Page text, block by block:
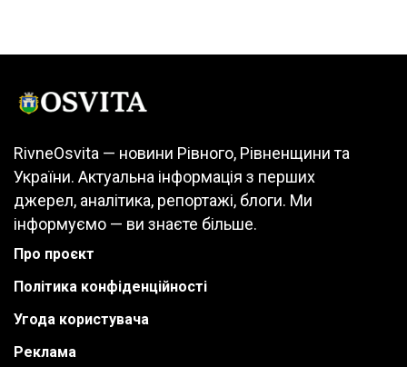
RivneOsvita — новини Рівного, Рівненщини та
України. Актуальна інформація з перших
джерел, аналітика, репортажі, блоги. Ми
інформуємо — ви знаєте більше.
Про проєкт
Політика конфіденційності
Угода користувача
Реклама